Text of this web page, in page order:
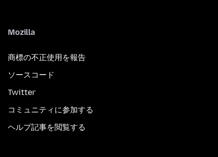
Mozilla
商標の不正使用を報告
ソースコード
Twitter
コミュニティに参加する
ヘルプ記事を閲覧する